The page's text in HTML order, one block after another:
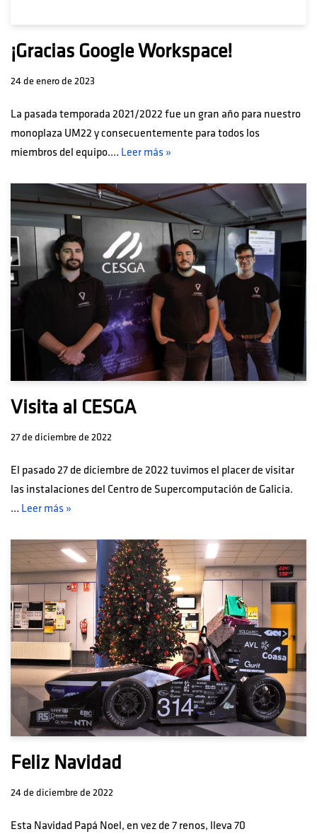
¡Gracias Google Workspace!
24 de enero de 2023
La pasada temporada 2021/2022 fue un gran año para nuestro
monoplaza UM22 y consecuentemente para todos los
miembros del equipo.… Leer más »
Visita al CESGA
27 de diciembre de 2022
El pasado 27 de diciembre de 2022 tuvimos el placer de visitar
las instalaciones del Centro de Supercomputación de Galicia.
… Leer más »
Feliz Navidad
24 de diciembre de 2022
Esta Navidad Papá Noel, en vez de 7 renos, lleva 70